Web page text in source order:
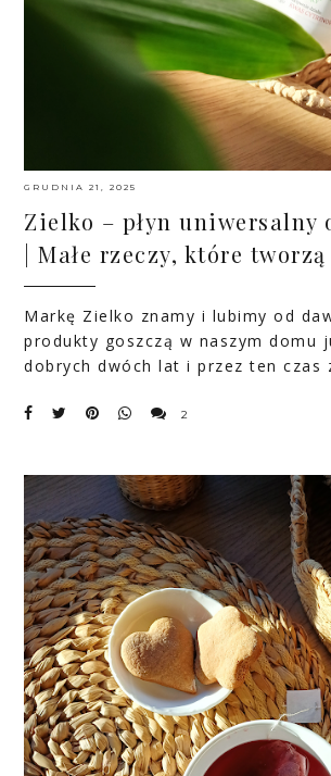
GRUDNIA 21, 2025
Zielko – płyn uniwersalny
| Małe rzeczy, które
Markę Zielko znamy i lubimy od
produkty goszczą w naszym domu
dobrych dwóch lat i przez ten czas
2